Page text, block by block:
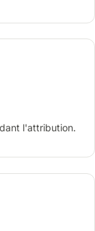
l'attribution.